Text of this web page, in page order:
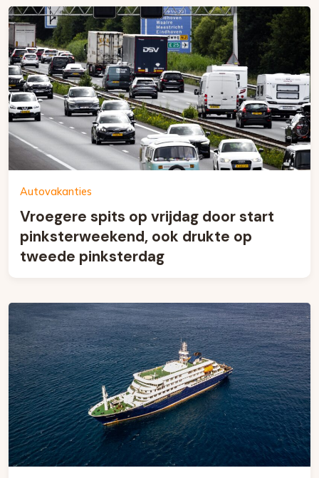
Autovakanties
Vroegere spits op vrijdag door start
pinksterweekend, ook drukte op
tweede pinksterdag